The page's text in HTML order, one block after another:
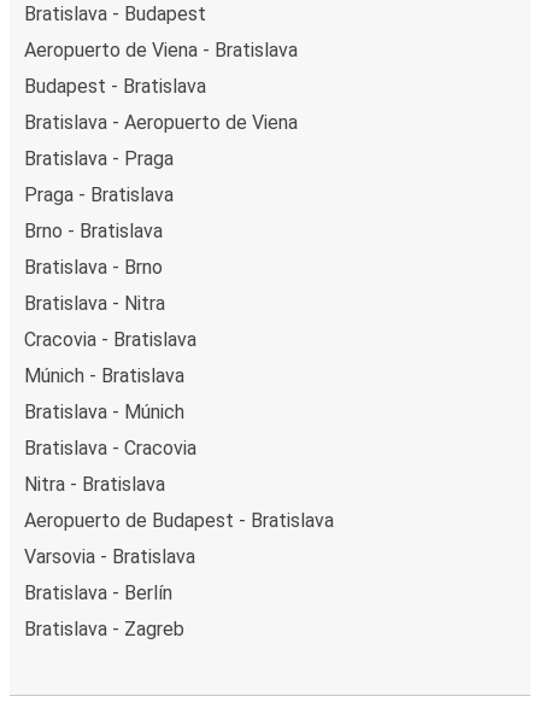
Bratislava - Budapest
Aeropuerto de Viena - Bratislava
Budapest - Bratislava
Bratislava - Aeropuerto de Viena
Bratislava - Praga
Praga - Bratislava
Brno - Bratislava
Bratislava - Brno
Bratislava - Nitra
Cracovia - Bratislava
Múnich - Bratislava
Bratislava - Múnich
Bratislava - Cracovia
Nitra - Bratislava
Aeropuerto de Budapest - Bratislava
Varsovia - Bratislava
Bratislava - Berlín
Bratislava - Zagreb